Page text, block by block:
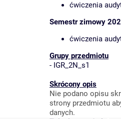
ćwiczenia
Semestr zimowy
ćwiczenia
Grupy przedmiotu
- IGR_2N_s1
Skrócony opis
Nie podano opisu
strony przedmiotu
danych.